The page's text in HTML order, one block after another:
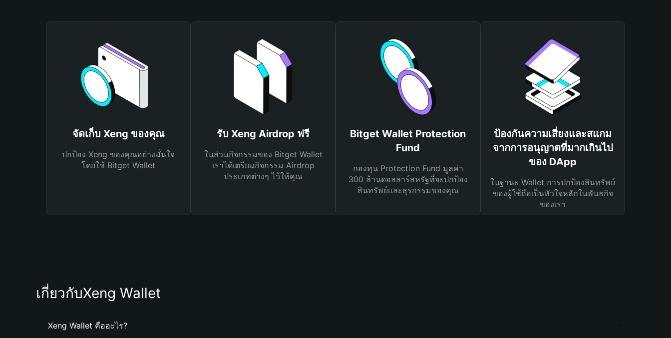
จัดเก็บ Xeng ของคุณ
ปกป้อง Xeng ของคุณอย่างมั่นใจ
โดยใช้ Bitget Wallet
รับ Xeng Airdrop ฟรี
ในส่วนกิจกรรมของ Bitget Wallet
เราได้เตรียมกิจกรรม Airdrop
ประเภทต่างๆ ไว้ให้คุณ
Bitget Wallet Protection
Fund
กองทุน Protection Fund มูลค่า
300 ล้านดอลลาร์สหรัฐที่จะปกป้อง
สินทรัพย์และธุรกรรมของคุณ
ป้องกันความเสี่ยงและสแกม
จากการอนุญาตที่มากเกินไป
ของ DApp
ในฐานะ Wallet การปกป้องสินทรัพย์
ของผู้ใช้ถือเป็นหัวใจหลักในพันธกิจ
ของเรา
เกี่ยวกับXeng Wallet
Xeng Wallet คืออะไร?